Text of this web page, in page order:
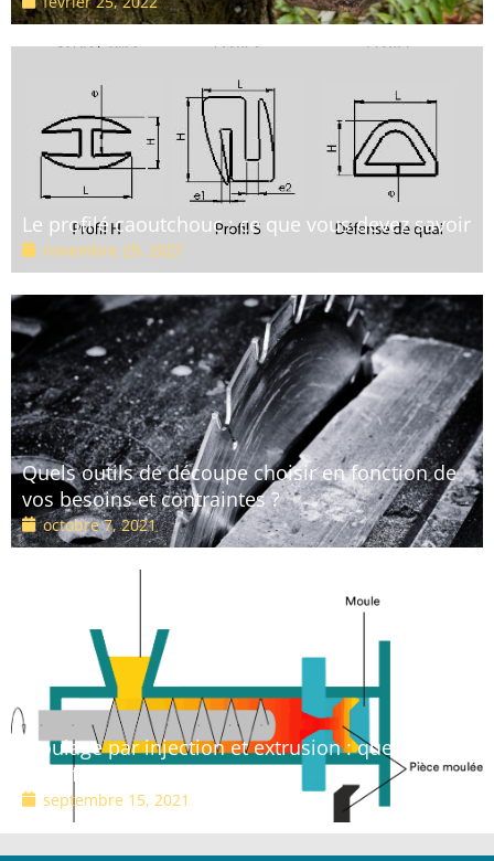
Le profilé caoutchouc : ce que vous devez savoir
novembre 29, 2021
Quels outils de découpe choisir en fonction de
vos besoins et contraintes ?
octobre 7, 2021
Moulage par injection et extrusion : quelles sont
les différences ?
septembre 15, 2021